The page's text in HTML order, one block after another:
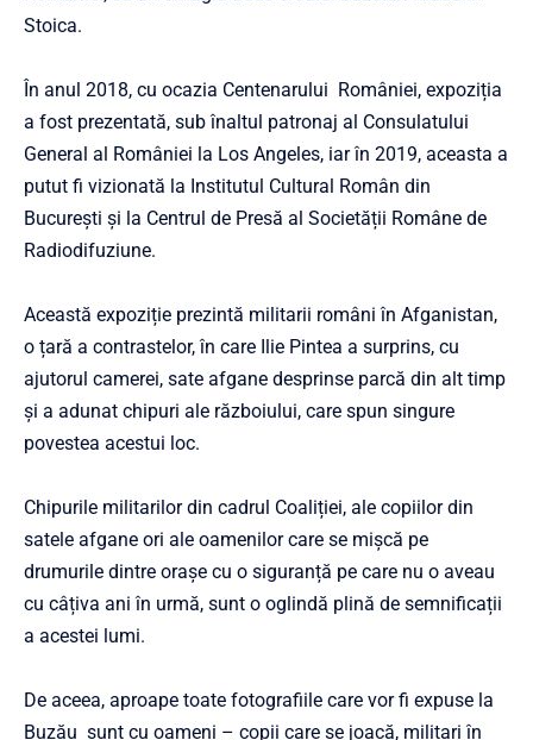
Stoica.
În anul 2018, cu ocazia Centenarului României, expoziția
a fost prezentată, sub înaltul patronaj al Consulatului
General al României la Los Angeles, iar în 2019, aceasta a
putut fi vizionată la Institutul Cultural Român din
București și la Centrul de Presă al Societății Române de
Radiodifuziune.
Această expoziție prezintă militarii români în Afganistan,
o țară a contrastelor, în care Ilie Pintea a surprins, cu
ajutorul camerei, sate afgane desprinse parcă din alt timp
și a adunat chipuri ale războiului, care spun singure
povestea acestui loc.
Chipurile militarilor din cadrul Coaliției, ale copiilor din
satele afgane ori ale oamenilor care se mișcă pe
drumurile dintre orașe cu o siguranță pe care nu o aveau
cu câțiva ani în urmă, sunt o oglindă plină de semnificații
a acestei lumi.
De aceea, aproape toate fotografiile care vor fi expuse la
Buzău sunt cu oameni – copii care se joacă, militari în